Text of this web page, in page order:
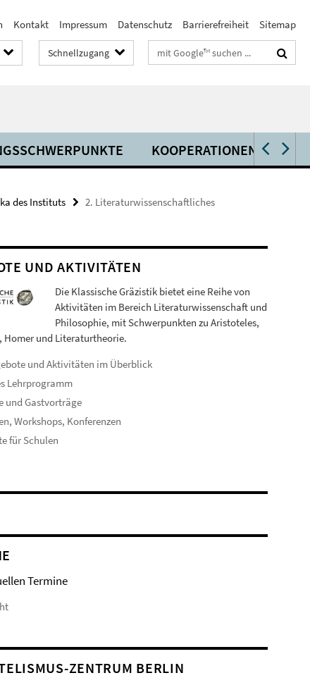
Kontakt Impressum Datenschutz Barrierefreiheit Sitemap
Schnellzugang Suchbegriffe
KOOPERATIONEN
des Instituts
2. Literaturwissenschaftliches
UND AKTIVITÄTEN
Die Klassische Gräzistik bietet eine Reihe von
Aktivitäten im Bereich Literaturwissenschaft und
Philosophie, mit Schwerpunkten zu Aristoteles,
Homer und Literaturtheorie.
und Aktivitäten im Überblick
Lehrprogramm
und Gastvorträge
Workshops, Konferenzen
für Schulen
Termine
ZENTRUM BERLIN